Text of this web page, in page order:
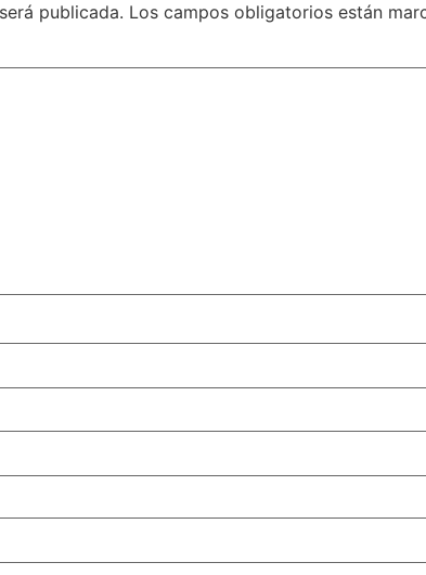
publicada. Los campos obligatorios están